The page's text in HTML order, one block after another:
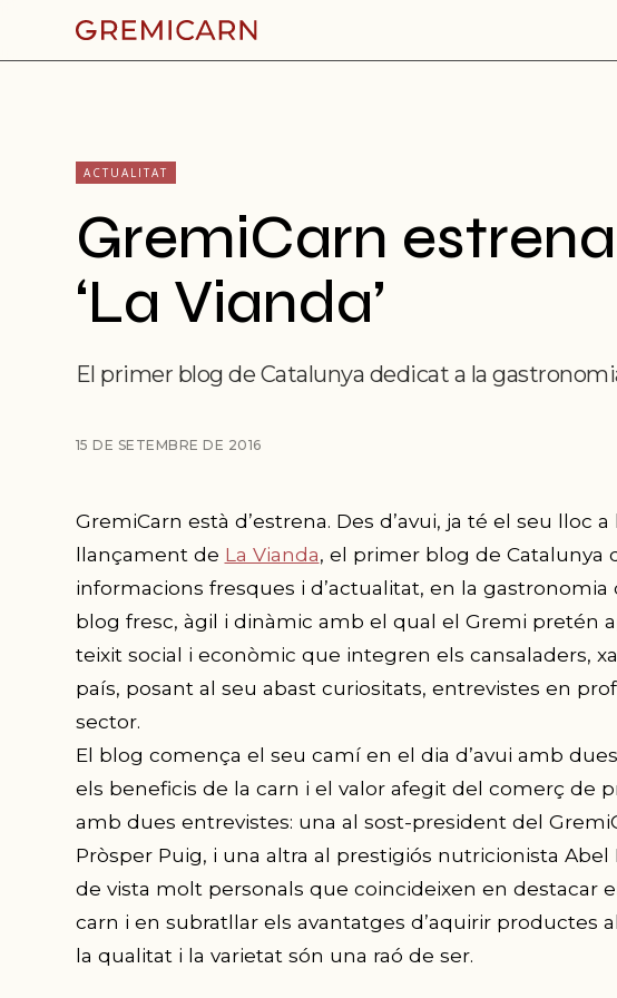
ACTUALITAT
GremiCarn
‘La Vianda’
El primer blog de Catalunya dedicat a la
15 DE SETEMBRE DE 2016
GremiCarn està d’estrena. Des d’avui, ja té el seu lloc
llançament de La Vianda, el primer blog de Catalunya
informacions fresques i d’actualitat, en la gastronomia
blog fresc, àgil i dinàmic amb el qual el Gremi pretén
teixit social i econòmic que integren els cansaladers,
país, posant al seu abast curiositats, entrevistes en
sector.
El blog comença el seu camí en el dia d’avui amb
els beneficis de la carn i el valor afegit del comerç de
amb dues entrevistes: una al sost-president del
Pròsper Puig, i una altra al prestigiós nutricionista
de vista molt personals que coincideixen en destacar
carn i en subratllar els avantatges d’aquirir productes
la qualitat i la varietat són una raó de ser.